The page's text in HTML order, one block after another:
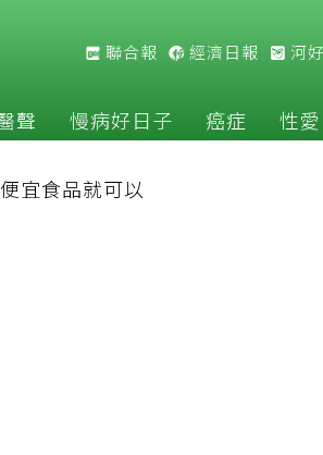
聯合報 經濟日報 河
聲 慢病好日子 癌症 性愛
宜食品就可以